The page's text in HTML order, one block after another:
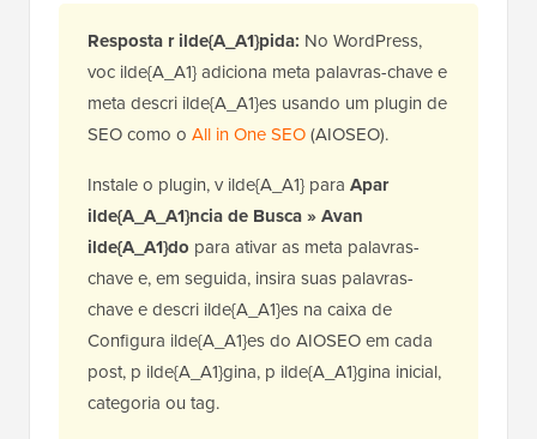
Resposta r ilde{A_A1}pida: No WordPress,
voc ilde{A_A1} adiciona meta palavras-chave e
meta descri ilde{A_A1}es usando um plugin de
SEO como o All in One SEO(AIOSEO).
Instale o plugin, v ilde{A_A1} para Apar
ilde{A_A_A1}ncia de Busca » Avan
ilde{A_A1}do para ativar as meta palavras-
chave e, em seguida, insira suas palavras-
chave e descri ilde{A_A1}es na caixa de
Configura ilde{A_A1}es do AIOSEO em cada
post, p ilde{A_A1}gina, p ilde{A_A1}gina inicial,
categoria ou tag.